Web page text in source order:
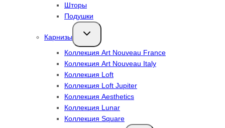
Шторы
Подушки
Карнизы
Переключить
дочернее
Коллекция Art Nouveau France
Коллекция Art Nouveau Italy
Коллекция Loft
Коллекция Loft Jupiter
Коллекция Aesthetics
Коллекция Lunar
Коллекция Square